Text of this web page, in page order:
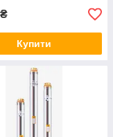
₴
Купити